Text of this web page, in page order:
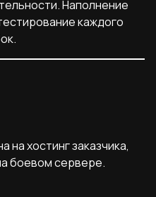
Наполнение
каждого
хостинг заказчика,
боевом сервере.